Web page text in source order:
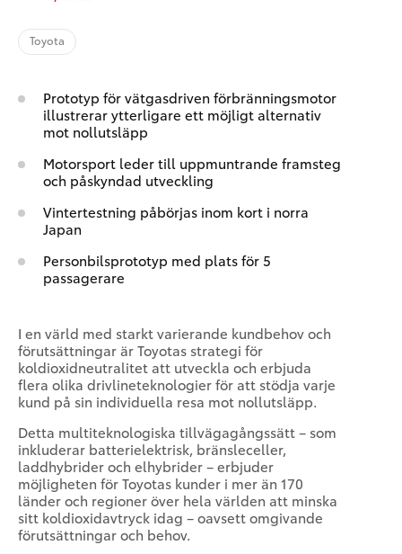
Toyota
Prototyp för vätgasdriven förbränningsmotor
illustrerar ytterligare ett möjligt alternativ
mot nollutsläpp
Motorsport leder till uppmuntrande framsteg
och påskyndad utveckling
Vintertestning påbörjas inom kort i norra
Japan
Personbilsprototyp med plats för 5
passagerare
I en värld med starkt varierande kundbehov och
förutsättningar är Toyotas strategi för
koldioxidneutralitet att utveckla och erbjuda
flera olika drivlineteknologier för att stödja varje
kund på sin individuella resa mot nollutsläpp.
Detta multiteknologiska tillvägagångssätt – som
inkluderar batterielektrisk, bränsleceller,
laddhybrider och elhybrider – erbjuder
möjligheten för Toyotas kunder i mer än 170
länder och regioner över hela världen att minska
sitt koldioxidavtryck idag – oavsett omgivande
förutsättningar och behov.